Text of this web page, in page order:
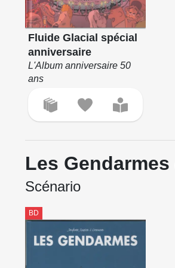
Fluide Glacial spécial
anniversaire
L'Album anniversaire 50
ans
Les Gendarmes
Scénario
BD